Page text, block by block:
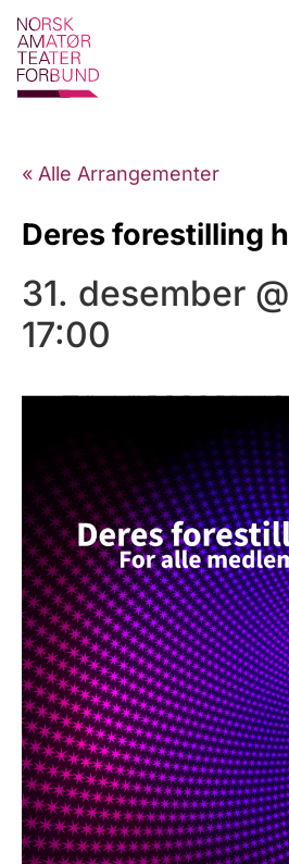
« Alle Arrangementer
Deres forestilling
31. desember
17:00